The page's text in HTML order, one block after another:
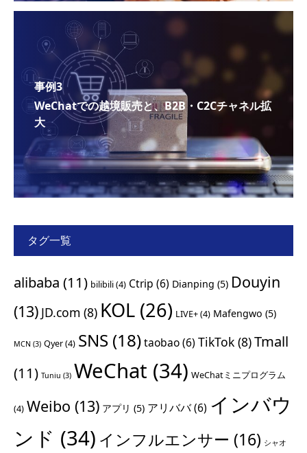
事例3
WeChatでの越境販売と、B2B・C2Cチャネル拡
大
タグ一覧
alibaba (11) bilibili(4) Ctrip (6) Dianping (5) Douyin
(13) JD.com (8) KOL (26) LIVE+(4) Mafengwo (5)
MCN (3) Qyer(4) SNS (18)taobao(6) TikTok (8)Tmall
(11) Tuniu (3) WeChat (34) WeChatミニプログラム
(4) Weibo (13) アプリ (5) アリババ(6) インバウ
ンド (34) インフルエンサー (16) シャオ